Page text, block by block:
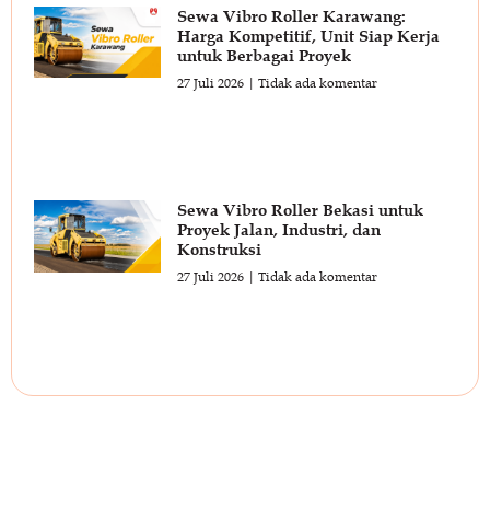
Sewa Vibro Roller Karawang:
Harga Kompetitif, Unit Siap Kerja
untuk Berbagai Proyek
27 Juli 2026 Tidak ada komentar
Sewa Vibro Roller Bekasi untuk
Proyek Jalan, Industri, dan
Konstruksi
27 Juli 2026 Tidak ada komentar